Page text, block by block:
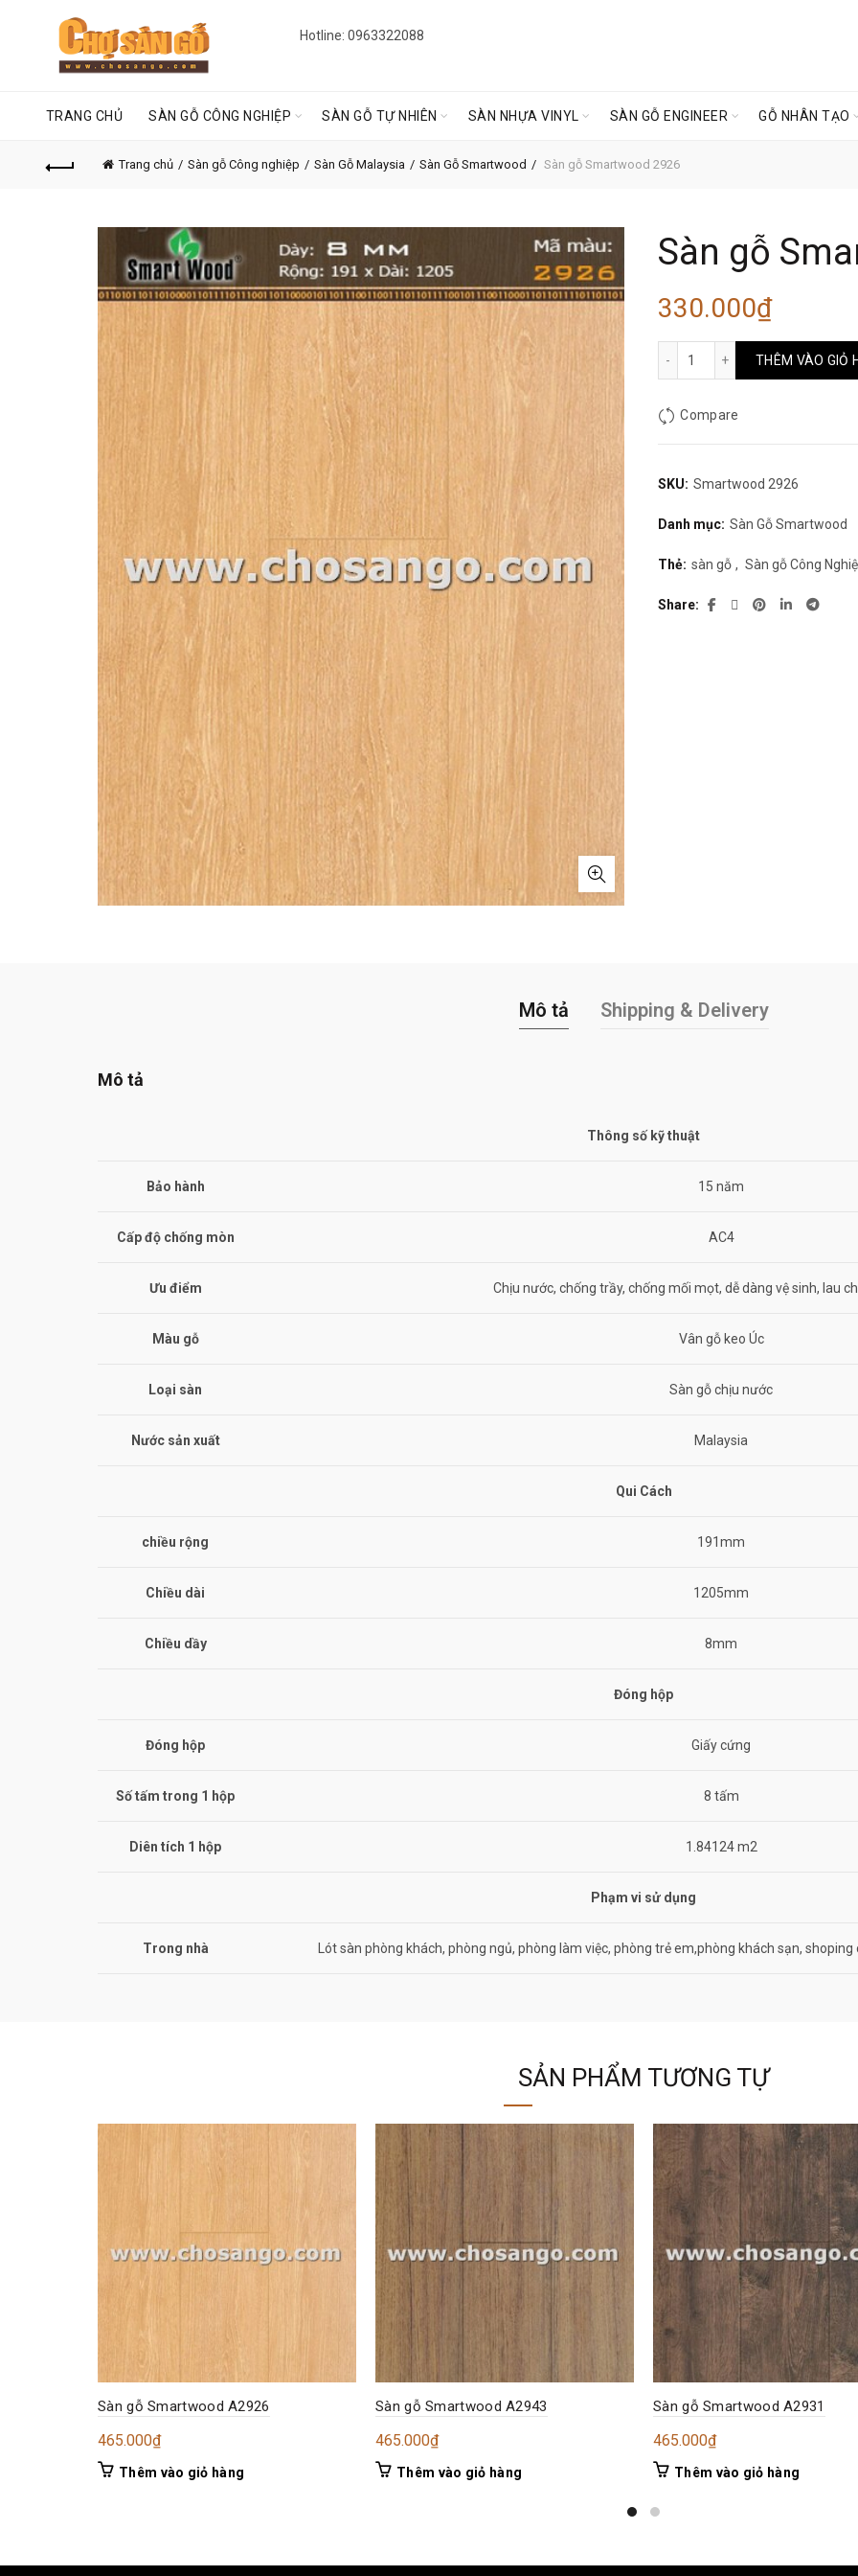
Hotline: 0963322088
TRANG CHỦ SÀN GỖ CÔNG NGHIỆP SÀN GỖ TỰ NHIÊN SÀN NHỰA VINYL SÀN GỖ ENGINEER GỖ NHÂN TẠO
Trang chủ Sàn gỗ Công nghiệp Sàn Gỗ Malaysia Sàn Gỗ Smartwood Sàn gỗ Smartwood 2926
Sàn gỗ
330.000₫
Sàn gỗ Smartwood 2926
THÊM VÀO GIỎ
Compare
SKU: Smartwood 2926
Danh mục: Sàn Gỗ Smartwood
Thẻ: sàn gỗ , Sàn gỗ Công
Share
Mô tả Shipping & Delivery
Mô tả
Thông số kỹ thuật
Bảo hành 15 năm
Cấp độ chống mòn AC4
Ưu điểm Chịu nước, chống trầy, chống mối mọt, dễ dàng vệ sinh, lau
Màu gỗ Vân gỗ keo Úc
Loại sàn Sàn gỗ chịu nước
Nước sản xuất Malaysia
Qui Cách
chiều rộng 191mm
Chiều dài 1205mm
Chiều dầy 8mm
Đóng hộp
Đóng hộp Giấy cứng
Số tấm trong 1 hộp 8 tấm
Diên tích 1 hộp 1.84124 m2
Phạm vi sử dụng
Trong nhà Lót sàn phòng khách, phòng ngủ, phòng làm việc, phòng trẻ em,phòng khách sạn,
SẢN PHẨM TƯƠNG TỰ
Sàn gỗ Smartwood A2926
465.000₫
Thêm vào giỏ hàng
Sàn gỗ Smartwood A2943
465.000₫
Thêm vào giỏ hàng
Sàn gỗ Smartwood A2931
465.000₫
Thêm vào giỏ hàng